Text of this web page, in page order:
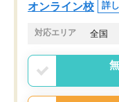
オンライン校 詳
対応エリア 全国